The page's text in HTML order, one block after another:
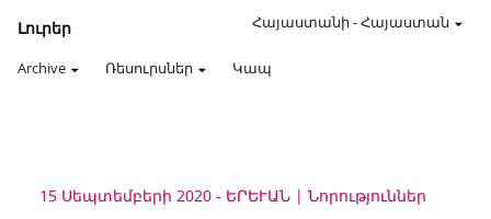
Լուրեր
Archive Ռեսուրսներ Կապ
Հայաստանի-Հայաստան
15 Սեպտեմբերի 2020 - ԵՐԵՒԱՆ Նորություններ